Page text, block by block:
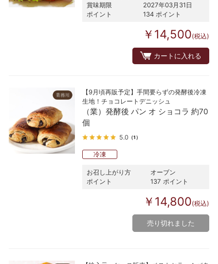
賞味期限
2027年03月31日
ポイント
134 ポイント
￥14,500(税込)
カートに入れる
【9月頃再販予定】手間要らずの発酵後冷凍
生地！チョコレートデニッシュ
（業）発酵後 パン オ ショコラ 約70
個
5.0 （1）
冷凍
お召し上がり方
オーブン
ポイント
137 ポイント
￥14,800(税込)
売り切れました